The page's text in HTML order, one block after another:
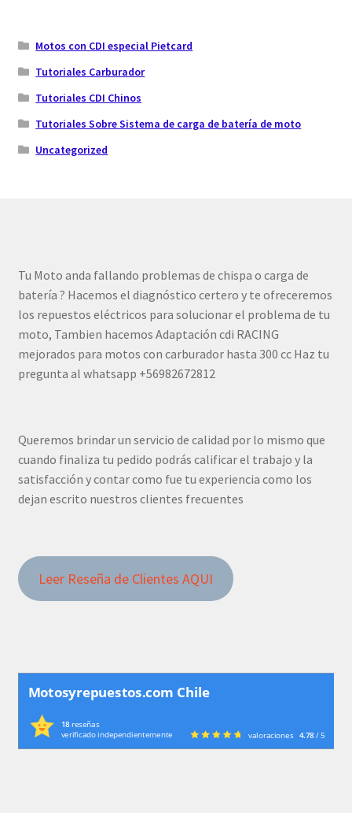
Motos con CDI especial Pietcard
Tutoriales Carburador
Tutoriales CDI Chinos
Tutoriales Sobre Sistema de carga de batería de moto
Uncategorized
Tu Moto anda fallando problemas de chispa o carga de
batería ? Hacemos el diagnóstico certero y te ofreceremos
los repuestos eléctricos para solucionar el problema de tu
moto, Tambien hacemos Adaptación cdi RACING
mejorados para motos con carburador hasta 300 cc Haz tu
pregunta al whatsapp +56982672812
Queremos brindar un servicio de calidad por lo mismo que
cuando finaliza tu pedido podrás calificar el trabajo y la
satisfacción y contar como fue tu experiencia como los
dejan escrito nuestros clientes frecuentes
Leer Reseña de Clientes AQUI
Motosyrepuestos.com Chile
18reseñas
verificado independientemente valoraciones 4.78/ 5